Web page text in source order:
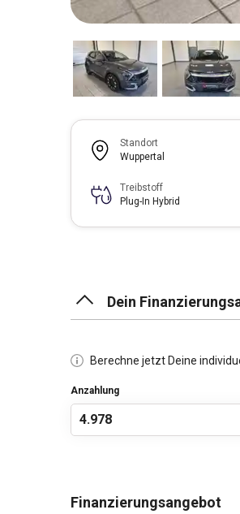
Standort
Wuppertal
Treibstoff
Plug-In Hybrid
Dein
Berechne jetzt Deine
Anzahlung
Finanzierungsangebot